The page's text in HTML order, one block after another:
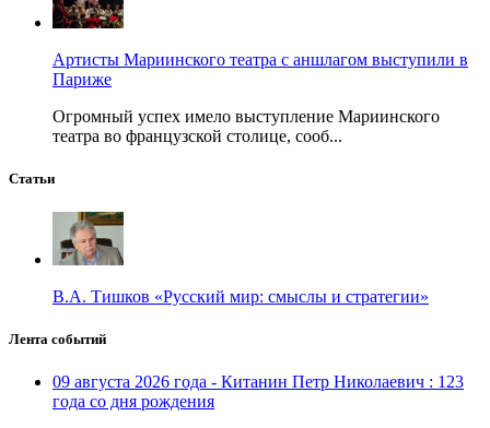
Артисты Мариинского театра с аншлагом выступили в
Париже
Огромный успех имело выступление Мариинского
театра во французской столице, сооб...
Статьи
В.А. Тишков «Русский мир: смыслы и стратегии»
Лента событий
09 августа 2026 года - Китанин Петр Николаевич : 123
года со дня рождения